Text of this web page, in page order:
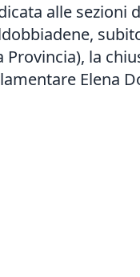
alle
la
Elena